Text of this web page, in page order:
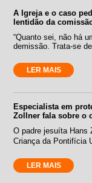
A Igreja e o caso
lentidão da
“Quanto sei, não há
demissão. Trata-se
LER MAIS
Especialista em
Zollner fala sobre o
O padre jesuíta Hans
Criança da Pontifícia
LER MAIS